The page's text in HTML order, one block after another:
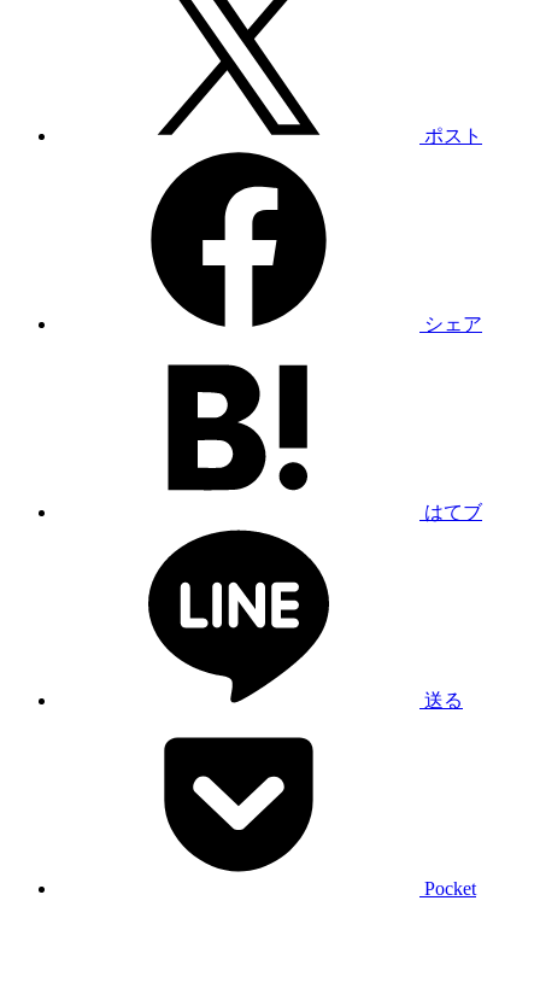
ポスト
シェア
はてブ
送る
Pocket